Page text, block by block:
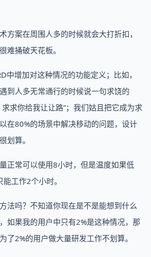
方案在周围人多的时候就会大打折扣，
难捅破天花板。
中增加对这种情况的功能定义；比如，
到人多无常通行的时候说一句求饶的
求你给我让让路”；我们姑且把它成为求
在80%的场景中解决移动的问题，设计
划算。
正常可以使用8小时，但是温度如果低
工作2个小时。
法吗？不知道你现在是不是能想到什么
如果我的用户中只有2%是这种情况，那
了2%的用户做大量研发工作不划算。